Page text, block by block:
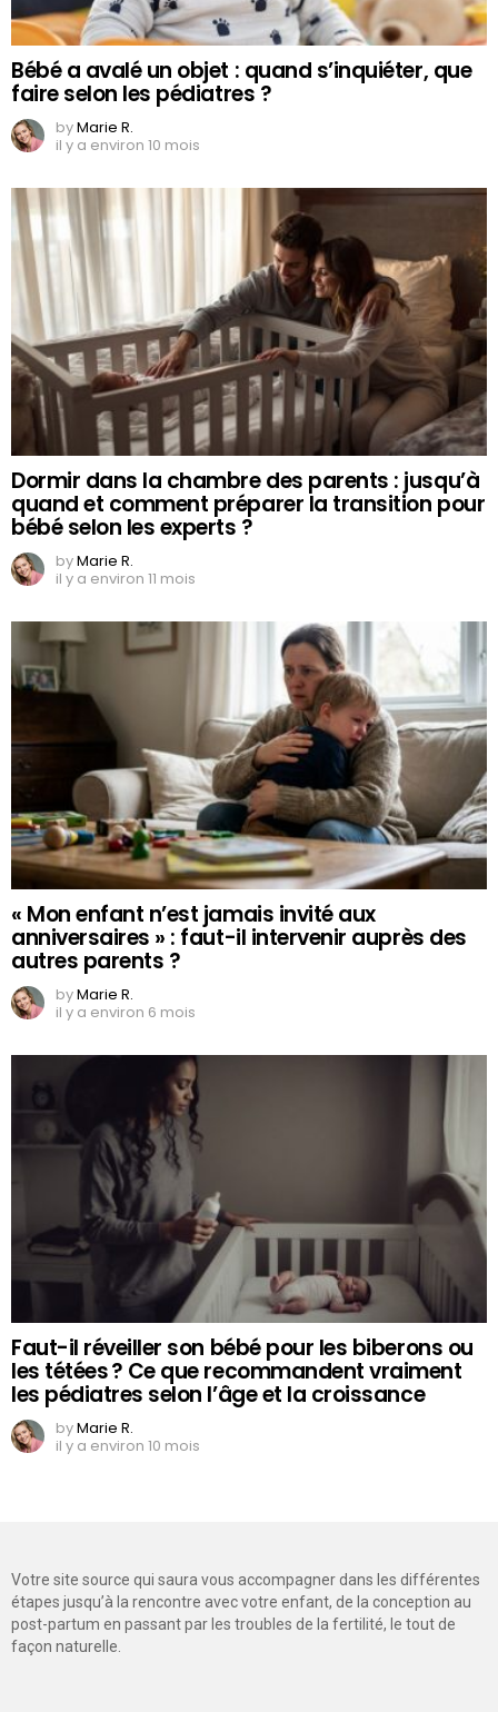
Bébé a avalé un objet : quand s’inquiéter, que
faire selon les pédiatres ?
byMarie R.
il y a environ 10 mois
Dormir dans la chambre des parents : jusqu’à
quand et comment préparer la transition pour
bébé selon les experts ?
byMarie R.
il y a environ 11 mois
« Mon enfant n’est jamais invité aux
anniversaires » : faut-il intervenir auprès des
autres parents ?
byMarie R.
il y a environ 6 mois
Faut-il réveiller son bébé pour les biberons ou
les tétées ? Ce que recommandent vraiment
les pédiatres selon l’âge et la croissance
byMarie R.
il y a environ 10 mois
Votre site source qui saura vous accompagner dans les différentes
étapes jusqu’à la rencontre avec votre enfant, de la conception au
post-partum en passant par les troubles de la fertilité, le tout de
façon naturelle.